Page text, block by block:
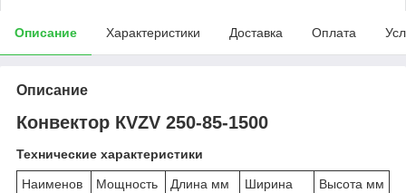
Описание Характеристики Доставка Оплата
Описание
Конвектор КVZV 250-85-1500
Технические характеристики
Наименов
Мощность
Длина мм
Ширина
Высота мм